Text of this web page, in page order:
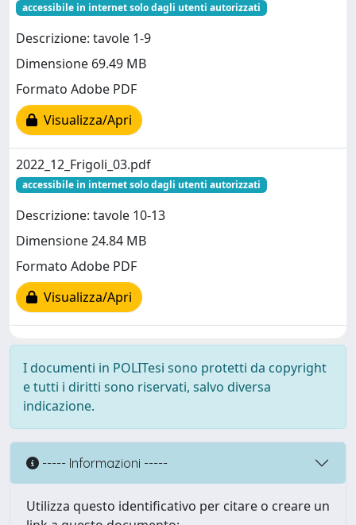
accessibile in internet solo dagli utenti autorizzati
Descrizione: tavole 1-9
Dimensione 69.49 MB
Formato Adobe PDF
Visualizza/Apri
2022_12_Frigoli_03.pdf
accessibile in internet solo dagli utenti autorizzati
Descrizione: tavole 10-13
Dimensione 24.84 MB
Formato Adobe PDF
Visualizza/Apri
I documenti in POLITesi sono protetti da copyright
e tutti i diritti sono riservati, salvo diversa
indicazione.
----- Informazioni -----
Utilizza questo identificativo per citare o creare un